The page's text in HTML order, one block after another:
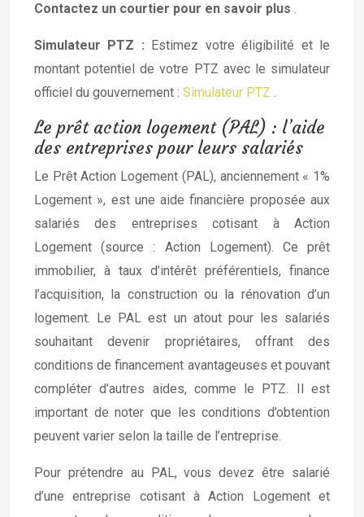
Contactez un courtier pour en savoir plus .
Simulateur PTZ : Estimez votre éligibilité et le
montant potentiel de votre PTZ avec le simulateur
officiel du gouvernement : Simulateur PTZ .
Le prêt action logement (PAL) : l’aide
des entreprises pour leurs salariés
Le Prêt Action Logement (PAL), anciennement « 1%
Logement », est une aide financière proposée aux
salariés des entreprises cotisant à Action
Logement (source : Action Logement). Ce prêt
immobilier, à taux d’intérêt préférentiels, finance
l’acquisition, la construction ou la rénovation d’un
logement. Le PAL est un atout pour les salariés
souhaitant devenir propriétaires, offrant des
conditions de financement avantageuses et pouvant
compléter d’autres aides, comme le PTZ. Il est
important de noter que les conditions d’obtention
peuvent varier selon la taille de l’entreprise.
Pour prétendre au PAL, vous devez être salarié
d’une entreprise cotisant à Action Logement et